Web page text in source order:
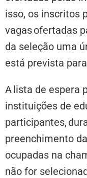
isso, os inscritos
vagas ofertadas
da seleção uma
está prevista
A lista de espera
instituições de
participantes,
preenchimento
ocupadas na
não for